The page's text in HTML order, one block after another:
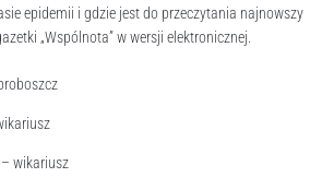
epidemii i gdzie jest do przeczytania najnowszy
„Wspólnota” w wersji elektronicznej.
wikariusz